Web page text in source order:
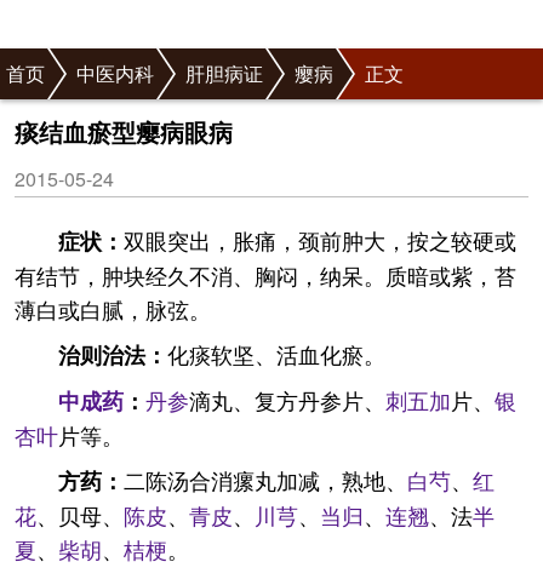
首页 中医内科 肝胆病证 瘿病 正文
痰结血瘀型瘿病眼病
2015-05-24
症状： 双眼突出，胀痛，颈前肿大，按之较硬或
有结节，肿块经久不消、胸闷，纳呆。质暗或紫，苔
薄白或白腻，脉弦。
治则治法： 化痰软坚、活血化瘀。
中成药 ： 丹参滴丸、复方丹参片、 刺五加片、 银
杏叶片等。
方药： 二陈汤合消瘰丸加减，熟地、 白芍、 红
花、贝母、 陈皮、 青皮、 川芎、 当归、 连翘、法半
夏、 柴胡、 桔梗。